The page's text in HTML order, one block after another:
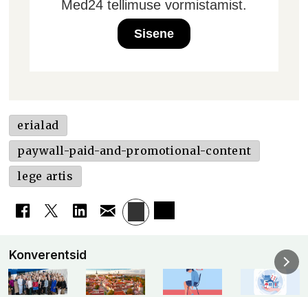
Med24 tellimuse vormistamist.
Sisene
erialad
paywall-paid-and-promotional-content
lege artis
Konverentsid